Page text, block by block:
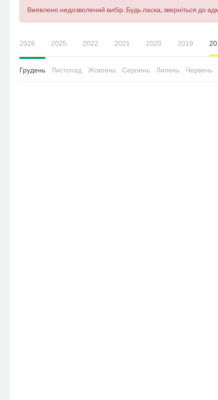
Повідомлення
Виявлено недозволений вибір. Будь ласка, зверніться до
2026 2025 2022 2021 2020 2019
Грудень Листопад Жовтень Серпень Липень Червень